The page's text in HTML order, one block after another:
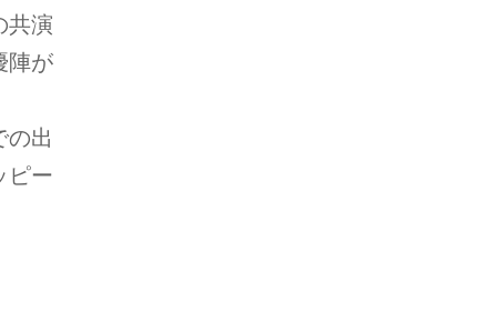
共演
陣が
の出
ピー